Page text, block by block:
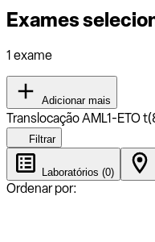
Exames
1 exame
Adicionar mais
Translocação AML1-ETO
Filtrar
Laboratórios (0)
Ordenar por: